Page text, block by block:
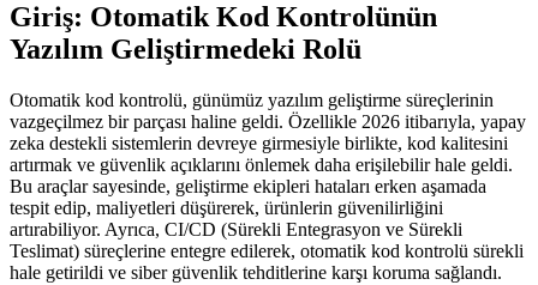
Giriş: Otomatik Kod Kontrolünün
Yazılım Geliştirmedeki Rolü
Otomatik kod kontrolü, günümüz yazılım geliştirme süreçlerinin
vazgeçilmez bir parçası haline geldi. Özellikle 2026 itibarıyla, yapay
zeka destekli sistemlerin devreye girmesiyle birlikte, kod kalitesini
artırmak ve güvenlik açıklarını önlemek daha erişilebilir hale geldi.
Bu araçlar sayesinde, geliştirme ekipleri hataları erken aşamada
tespit edip, maliyetleri düşürerek, ürünlerin güvenilirliğini
artırabiliyor. Ayrıca, CI/CD (Sürekli Entegrasyon ve Sürekli
Teslimat) süreçlerine entegre edilerek, otomatik kod kontrolü sürekli
hale getirildi ve siber güvenlik tehditlerine karşı koruma sağlandı.